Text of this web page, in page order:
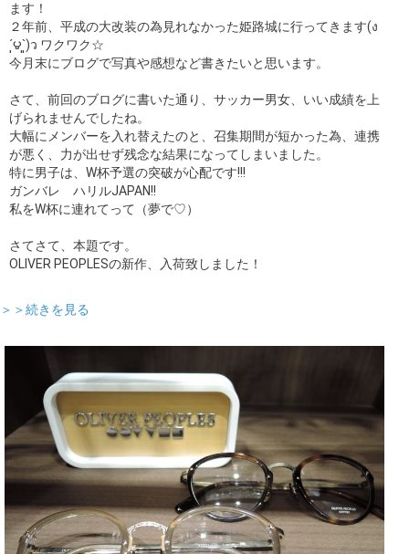
ます！
２年前、平成の大改装の為見れなかった姫路城に行ってきます(ง
´͈౪`͈)ว ワクワク☆
今月末にブログで写真や感想など書きたいと思います。
さて、前回のブログに書いた通り、サッカー男女、いい成績を上
げられませんでしたね。
大幅にメンバーを入れ替えたのと、召集期間が短かった為、連携
が悪く、力が出せず残念な結果になってしまいました。
特に男子は、W杯予選の突破が心配です!!!
ガンバレ ハリルJAPAN!!
私をW杯に連れてって（夢で♡）
さてさて、本題です。
OLIVER PEOPLESの新作、入荷致しました！
＞＞続きを見る